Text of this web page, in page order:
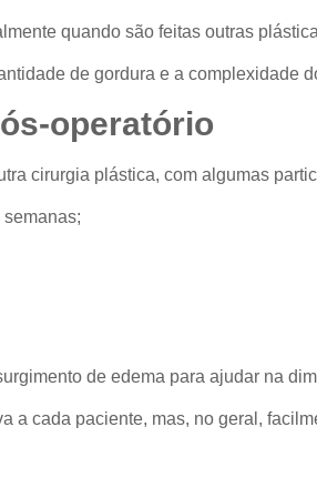
quando são feitas outras
de gordura e a complexidade
operatório
cirurgia plástica, com algumas
de edema para ajudar na
a cada paciente, mas, no geral,